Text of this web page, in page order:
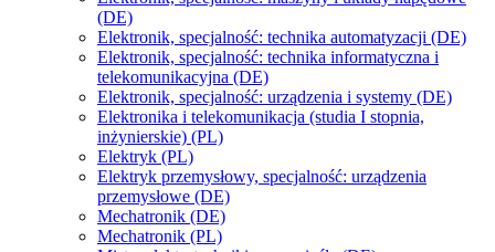
(DE)
Elektronik, specjalność: technika automatyzacji (DE)
Elektronik, specjalność: technika informatyczna i
telekomunikacyjna (DE)
Elektronik, specjalność: urządzenia i systemy (DE)
Elektronika i telekomunikacja (studia I stopnia,
inżynierskie) (PL)
Elektryk (PL)
Elektryk przemysłowy, specjalność: urządzenia
przemysłowe (DE)
Mechatronik (DE)
Mechatronik (PL)